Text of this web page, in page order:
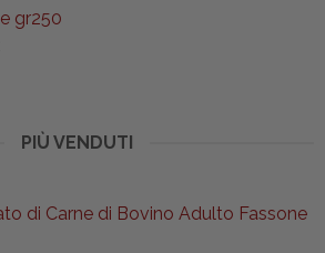
era:
è:
gr250
PIÙ VENDUTI
di Carne di Bovino Adulto Fassone